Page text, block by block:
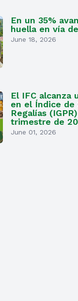
En un 35%
huella en vía
June 18, 2026
El IFC alcanza
en el Índice de
Regalías
trimestre de
June 01, 2026